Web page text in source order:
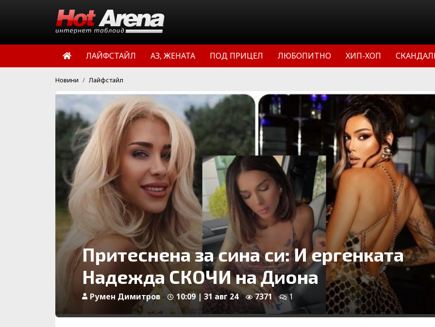
ЛАЙФСТАЙЛ АЗ, ЖЕНАТА ПОД ПРИЦЕЛ ЛЮБОПИТНО ХИП-ХОП
Новини Лайфстайл
Притеснена за сина си: И ергенката
Надежда СКОЧИ на Диона
Румен Димитров 10:09 | 31 авг 24 7371 1